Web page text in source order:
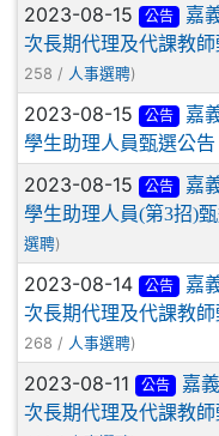
2023-08-15 公告
嘉
次長期代理及代課教
258 / 人事選聘)
2023-08-15 公告
嘉
學生助理人員甄選公告
2023-08-15 公告
嘉
學生助理人員(第3招)
選聘)
2023-08-14 公告
嘉
次長期代理及代課教
268 / 人事選聘)
2023-08-11 公告
嘉
次長期代理及代課教